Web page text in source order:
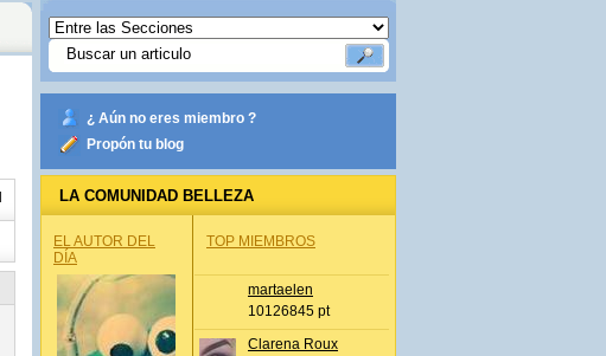
¿ Aún no eres miembro ?
Propón tu blog
LA COMUNIDAD BELLEZA
EL AUTOR DEL
DÍA
TOP MIEMBROS
martaelen
10126845 pt
Clarena Roux